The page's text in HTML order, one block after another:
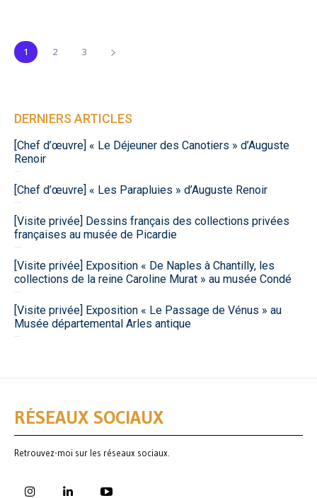
1 2 3
DERNIERS ARTICLES
[Chef d’œuvre] « Le Déjeuner des Canotiers » d’Auguste
Renoir
[Chef d’œuvre] « Les Parapluies » d’Auguste Renoir
[Visite privée] Dessins français des collections privées
françaises au musée de Picardie
[Visite privée] Exposition « De Naples à Chantilly, les
collections de la reine Caroline Murat » au musée Condé
[Visite privée] Exposition « Le Passage de Vénus » au
Musée départemental Arles antique
RÉSEAUX SOCIAUX
Retrouvez-moi sur les réseaux sociaux.